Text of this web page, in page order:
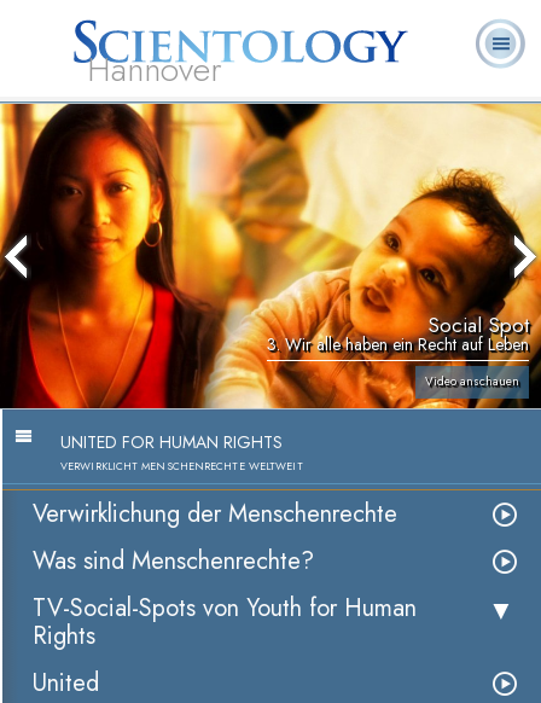
Hannover
L. Ron
Hubbard
Was ist
Scientology?
Ehrenamtliche
Geistliche
Häufig gestellte
Bücher
Social Spot
3. Wir alle haben ein Recht auf Leben
Video anschauen
UNITED FOR HUMAN RIGHTS
VERWIRKLICHT MENSCHENRECHTE WELTWEIT
Verwirklichung der Menschenrechte
Was sind Menschenrechte?
TV-Social-Spots von Youth for Human
Rights
United